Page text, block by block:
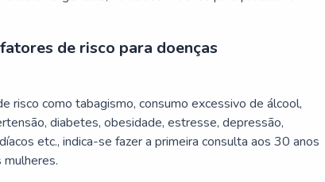
de risco para doenças
risco como tabagismo, consumo excessivo de álcool,
diabetes, obesidade, estresse, depressão,
etc., indica-se fazer a primeira consulta aos 30 anos